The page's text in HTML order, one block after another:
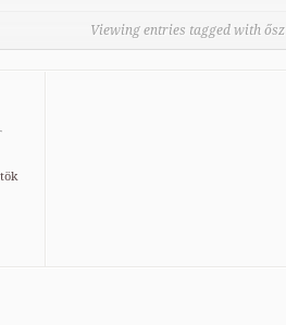
Viewing entries tagged with ősz